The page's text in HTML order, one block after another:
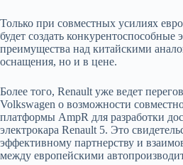
Только при совместных усилиях
будет создать
преимущества над китайскими
оснащения, но и в цене.
Более того, Renault уже ведет
Volkswagen о возможности
платформы AmpR для разработки
электрокара Renault 5. Это
эффективному партнерству и
между европейскими